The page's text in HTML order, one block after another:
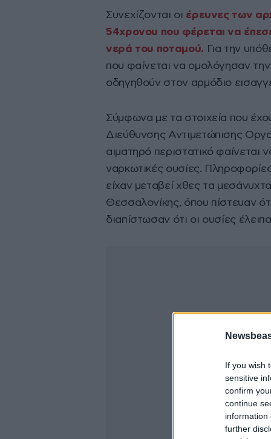
If you wish
sensitive
confirm
continue
information
further
Συνεχίζονται οι έρευνες των
54χρονου που φέρεται να
νερά του ποταμού. Για την
που φαίνεται να ομολόγησαν
οδηγηθούν στον αρμόδιο
Σύμφωνα με τα στοιχεία που
Διεύθυνσης Αντιμετώπισης
αιματηρό περιστατικό φαίνεται
ναρκωτικές ουσίες.
είχαν μεταβεί χθες τα
Θεσσαλονίκης, όπου πίστευαν
διαπίστωσαν ότι οι ουσίες